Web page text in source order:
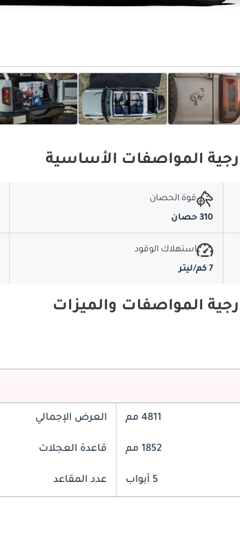
قوة الحصان
310 حصان
استهلاك الوقود
7 كم/ليتر
4811 مم العرض الإجمالي
1852 مم قاعدة العجلات
5 أبواب عدد المقاعد